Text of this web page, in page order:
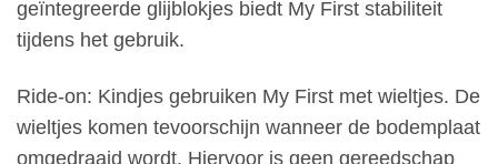
geïntegreerde glijblokjes biedt My First stabiliteit
tijdens het gebruik.
Ride-on: Kindjes gebruiken My First met wieltjes. De
wieltjes komen tevoorschijn wanneer de bodemplaat
omgedraaid wordt. Hiervoor is geen gereedschap